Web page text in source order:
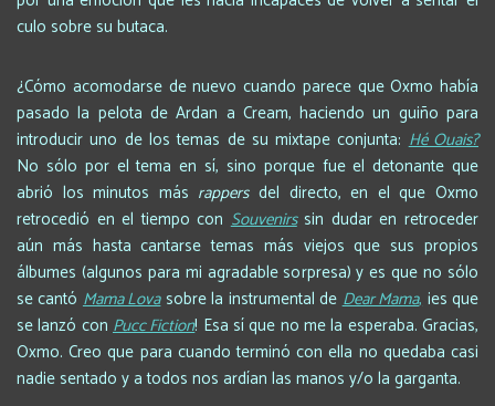
culo sobre su butaca.
¿Cómo acomodarse de nuevo cuando parece que Oxmo había
pasado la pelota de Ardan a Cream, haciendo un guiño para
introducir uno de los temas de su mixtape conjunta:Hé Ouais?
No sólo por el tema en sí, sino porque fue el detonante que
abrió los minutos más rappersdel directo, en el que Oxmo
retrocedió en el tiempo conSouvenirssin dudar en retroceder
aún más hasta cantarse temas más viejos que sus propios
álbumes (algunos para mi agradable sorpresa) y es que no sólo
se cantó Mama Lovasobre la instrumental deDear Mama, ¡es que
se lanzó con Pucc Fiction! Esa sí que no me la esperaba. Gracias,
Oxmo. Creo que para cuando terminó con ella no quedaba casi
nadie sentado y a todos nos ardían las manos y/o la garganta.